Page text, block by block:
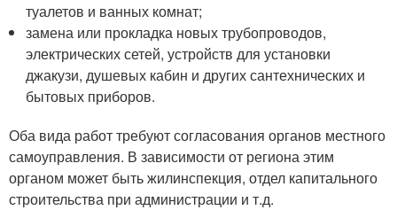
туалетов и ванных комнат;
замена или прокладка новых трубопроводов,
электрических сетей, устройств для установки
джакузи, душевых кабин и других сантехнических и
бытовых приборов.
Оба вида работ требуют согласования органов местного
самоуправления. В зависимости от региона этим
органом может быть жилинспекция, отдел капитального
строительства при администрации и т.д.